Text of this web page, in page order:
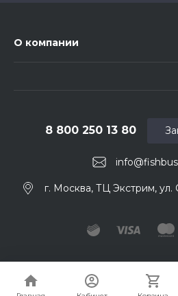
О компании
8 800 250 13 80
г. Москва, ТЦ Экстрим, ул.
© 2026 Fishbusinezz. Ваш